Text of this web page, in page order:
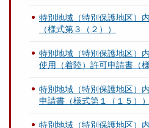
特別地域（特別保護地区）
（様式第３（２））
特別地域（特別保護地区）
使用（着陸）許可申請書（
特別地域（特別保護地区）
申請書（様式第１（１５））
特別地域（特別保護地区）